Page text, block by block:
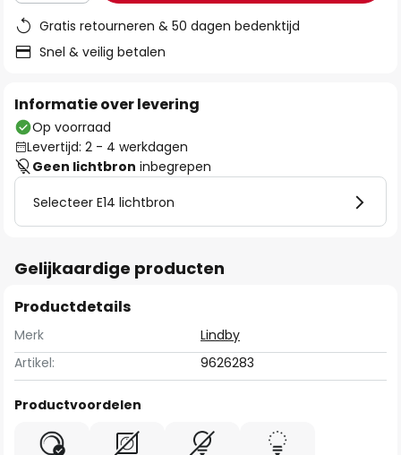
Gratis retourneren & 50 dagen bedenktijd
Snel & veilig betalen
Informatie over levering
Op voorraad
Levertijd: 2 - 4 werkdagen
Geen lichtbron inbegrepen
Selecteer E14 lichtbron
Gelijkaardige producten
Productdetails
Merk
Lindby
Artikel:
9626283
Productvoordelen